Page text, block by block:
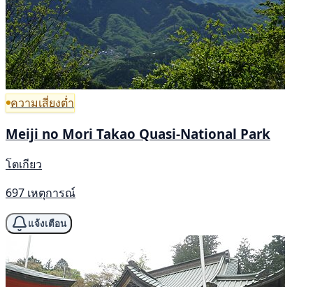
ความเสี่ยงต่ำ
Meiji no Mori Takao Quasi-National Park
โตเกียว
697 เหตุการณ์
แจ้งเตือน